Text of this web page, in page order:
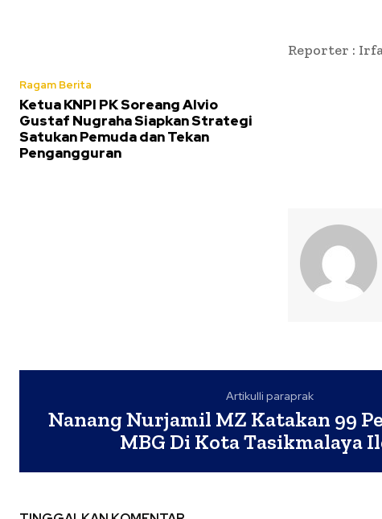
Ragam Berita
Ketua KNPI PK Soreang Alvio
Gustaf Nugraha Siapkan Strategi
Satukan Pemuda dan Tekan
Pengangguran
Reporter :
Artikulli paraprak
Nanang Nurjamil MZ Katakan 99
MBG Di Kota Tasikmalaya